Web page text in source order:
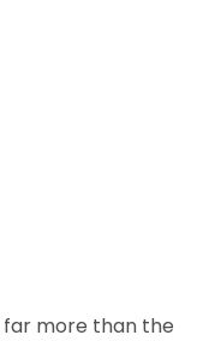
far more than the